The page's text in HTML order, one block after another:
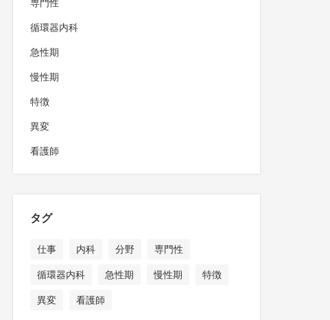
循環器内科
急性期
慢性期
特徴
異変
看護師
タグ
仕事 内科 分野
専門性
循環器内科
急性期 慢性期
特徴
異変
看護師